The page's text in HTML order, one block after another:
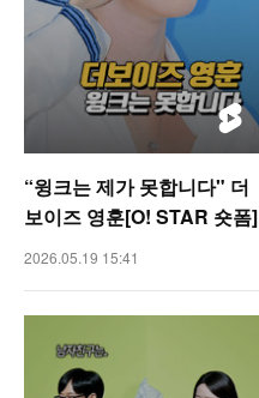
“윙크는 제가 못합니다" 더
보이즈 영훈[O! STAR 숏폼]
2026.05.19 15:41